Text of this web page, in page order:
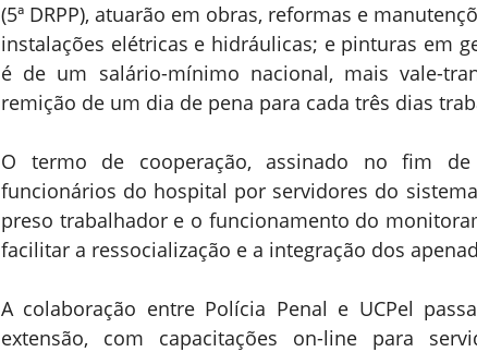
(5ª DRPP), atuarão em obras, reformas e
instalações elétricas e hidráulicas; e pinturas em
é de um salário-mínimo nacional, mais vale-
remição de um dia de pena para cada três dias
O termo de cooperação, assinado no fim
funcionários do hospital por servidores do
preso trabalhador e o funcionamento do
facilitar a ressocialização e a integração dos
A colaboração entre Polícia Penal e UCPel
extensão, com capacitações on-line para